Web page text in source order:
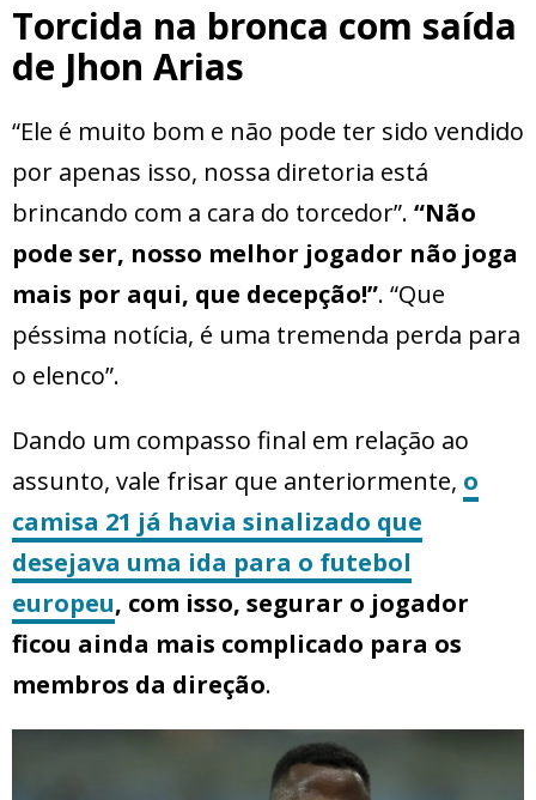
Torcida na bronca com saída
de Jhon Arias
“Ele é muito bom e não pode ter sido vendido
por apenas isso, nossa diretoria está
brincando com a cara do torcedor”. “Não
pode ser, nosso melhor jogador não joga
mais por aqui, que decepção!”. “Que
péssima notícia, é uma tremenda perda para
o elenco”.
Dando um compasso final em relação ao
assunto, vale frisar que anteriormente, o
camisa 21 já havia sinalizado que
desejava uma ida para o futebol
europeu, com isso, segurar o jogador
ficou ainda mais complicado para os
membros da direção.